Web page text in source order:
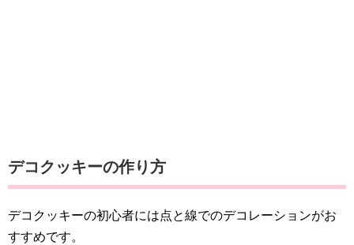
デコクッキーの作り方
デコクッキーの初心者には点と線でのデコレーションがお
すすめです。